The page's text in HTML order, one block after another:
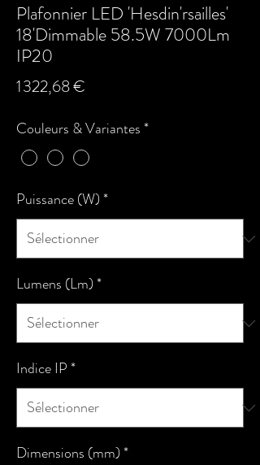
Plafonnier LED 'Hesdin'rsailles'
18'Dimmable 58.5W 7000Lm
IP20
1 322,68 €
Couleurs & Variantes*
Puissance (W)*
Lumens (Lm)*
Indice IP*
Dimensions (mm)*